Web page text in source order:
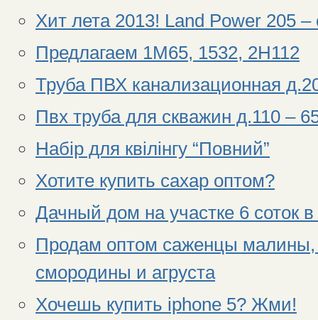
Хит лета 2013! Land Power 205 –
Предлагаем 1М65, 1532, 2Н112
Труба ПВХ канализационная
Пвх труба для скважин д.110 –
Набір для квілінгу “Повний”
Хотите купить сахар оптом?
Дачный дом на участке 6 соток
Продам оптом саженцы
смородины и агруста
Хочешь купить iphone 5? Жми!